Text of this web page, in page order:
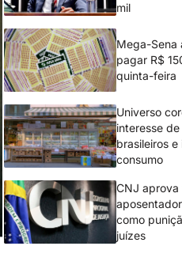
mil
Mega-Sena
pagar R$
quinta-feira
Universo
interesse
brasileiros e
consumo
CNJ aprova
como
juízes